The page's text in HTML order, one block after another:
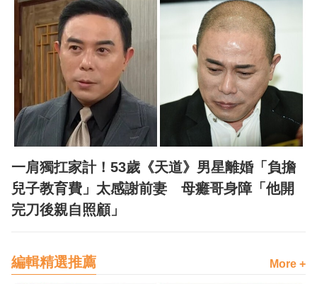
一肩獨扛家計！53歲《天道》男星離婚「負擔
兒子教育費」太感謝前妻 母癱哥身障「他開
完刀後親自照顧」
編輯精選推薦 More +